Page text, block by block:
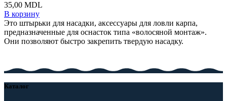
35,00 MDL
В корзину
Это штырьки для насадки, аксессуары для ловли карпа,
предназначенные для оснасток типа «волосяной монтаж».
Они позволяют быстро закрепить твердую насадку.
Каталог